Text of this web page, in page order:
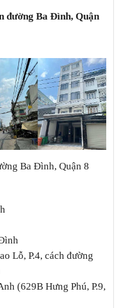
đường Ba Đình, Quận
Ba Đình, Quận 8
Lỗ, P.4, cách đường
(629B Hưng Phú, P.9,